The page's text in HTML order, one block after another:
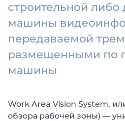
строительной
машины
передаваемой
размещенными по
машины
Work Area Vision System,
обзора рабочей зоны) —